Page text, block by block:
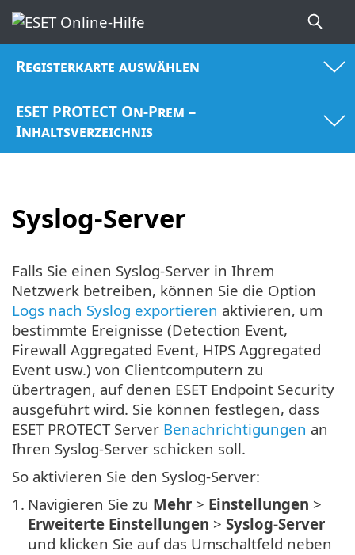
Registerkarte auswählen
ESET PROTECT On-Prem –
Inhaltsverzeichnis
Syslog-Server
Falls Sie einen Syslog-Server in Ihrem
Netzwerk betreiben, können Sie die Option
Logs nach Syslog exportieren aktivieren, um
bestimmte Ereignisse (Detection Event,
Firewall Aggregated Event, HIPS Aggregated
Event usw.) von Clientcomputern zu
übertragen, auf denen ESET Endpoint Security
ausgeführt wird. Sie können festlegen, dass
ESET PROTECT Server Benachrichtigungen an
Ihren Syslog-Server schicken soll.
So aktivieren Sie den Syslog-Server:
1. Navigieren Sie zu Mehr > Einstellungen >
Erweiterte Einstellungen > Syslog-Server
und klicken Sie auf das Umschaltfeld neben